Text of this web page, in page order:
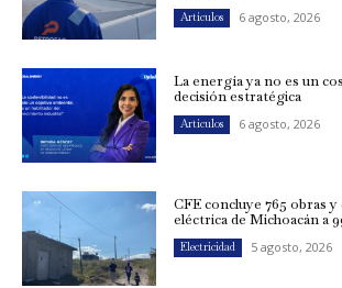
Artículos 6 agosto, 2026
La energía ya no es un
decisión estratégica
Artículos 6 agosto, 2026
CFE concluye 765 obras
eléctrica de Michoacán a
Electricidad 5 agosto, 2026